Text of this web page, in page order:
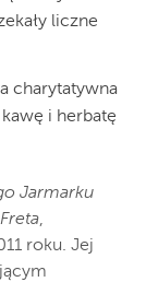
liczne
charytatywna
i herbatę
Jarmarku
,
roku. Jej